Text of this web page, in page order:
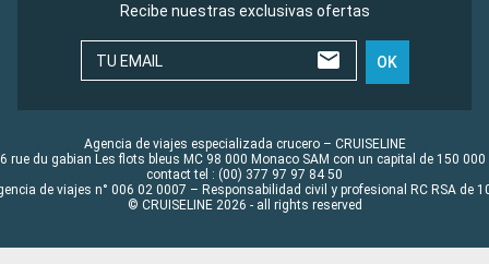
Recibe nuestras exclusivas ofertas
TU EMAIL OK
Agencia de viajes especializada crucero – CRUISELINE
rue du gabian Les flots bleus MC 98 000 Monaco SAM con un capital de 150 000
contact tel : (00) 377 97 97 84 50
de viajes n° 006 02 0007 – Responsabilidad civil y profesional RC RSA de
© CRUISELINE 2026 - all rights reserved